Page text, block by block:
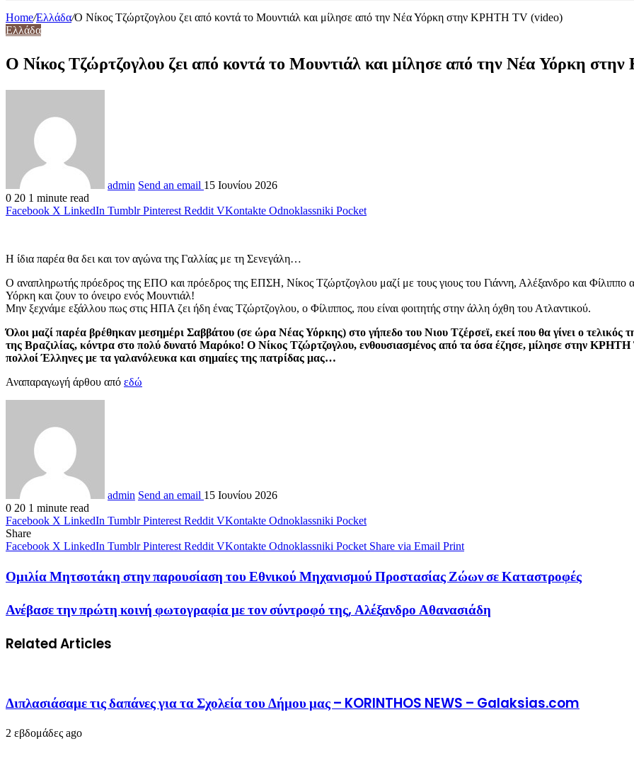
Home/Ελλάδα/Ο Νίκος Τζώρτζογλου ζει από κοντά το Μουντιάλ και μίλησε από την Νέα Υόρκη στην ΚΡΗΤΗ TV (video)
Ελλάδα
Ο Νίκος Τζώρτζογλου ζει από κοντά το Μουντιάλ και μίλησε από την Νέα Υόρκη
admin Send an email 15 Ιουνίου 2026
0 20 1 minute read
Facebook X LinkedIn Tumblr Pinterest Reddit VKontakte Odnoklassniki Pocket
Η ίδια παρέα θα δει και τον αγώνα της Γαλλίας με τη Σενεγάλη…
Ο αναπληρωτής πρόεδρος της ΕΠΟ και πρόεδρος της ΕΠΣΗ, Νίκος Τζώρτζογλου μαζί με τους γιους του Γιάννη, Αλέξανδρο και
Υόρκη και ζουν το όνειρο ενός Μουντιάλ!
Μην ξεχνάμε εξάλλου πως στις ΗΠΑ ζει ήδη ένας Τζώρτζογλου, ο Φίλιππος, που είναι φοιτητής στην άλλη όχθη του Ατλαντικού.
Όλοι μαζί παρέα βρέθηκαν μεσημέρι Σαββάτου (σε ώρα Νέας Υόρκης) στο γήπεδο του Νιου Τζέρσεϊ, εκεί που θα γίνει ο
της Βραζιλίας, κόντρα στο πολύ δυνατό Μαρόκο! O Νίκος Τζώρτζογλου, ενθουσιασμένος από τα όσα έζησε, μίλησε στην ΚΡΗΤΗ
πολλοί Έλληνες με τα γαλανόλευκα και σημαίες της πατρίδας μας…
Αναπαραγωγή άρθου από εδώ
admin Send an email 15 Ιουνίου 2026
0 20 1 minute read
Facebook X LinkedIn Tumblr Pinterest Reddit VKontakte Odnoklassniki Pocket
Share
Facebook X LinkedIn Tumblr Pinterest Reddit VKontakte Odnoklassniki Pocket Share via Email Print
Ομιλία Μητσοτάκη στην παρουσίαση του Εθνικού Μηχανισμού Προστασίας Ζώων σε Καταστροφές
Ανέβασε την πρώτη κοινή φωτογραφία με τον σύντροφό της, Αλέξανδρο Αθανασιάδη
Related Articles
Διπλασιάσαμε τις δαπάνες για τα Σχολεία του Δήμου μας – KORINTHOS NEWS – Galaksias.com
2 εβδομάδες ago